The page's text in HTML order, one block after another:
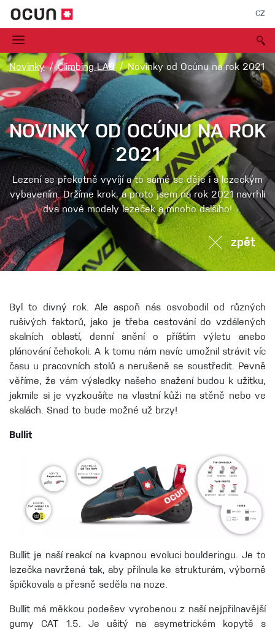
CZ
Novinky Climbing LAB Novinky od Ocúnu na rok 2021
NOVINKY OD OCÚNU NA ROK
2021
Lezení se překotně vyvíjí a to samé se děje i s lezeckým
vybavením. Držíme krok, a proto jsem na rok 2021 navrhli
dva nové modely lezeček a mnoho dalšího!
zpět
Byl to divný rok. Ale aspoň nás osvobodil od různých
rušivých faktorů, jako je třeba cestování do vzdálených
skalních oblastí, denní snění o příštím výletu anebo
plánování čehokoli. A k tomu nám navíc umožnil strávit víc
času u pracovních stolů a nerušeně se soustředit. Pevně
věříme, že vám výsledky našeho snažení budou k užitku,
jakmile si je vyzkoušíte na vlastní kůži na stěně nebo ve
skalách. Snad to bude možné už brzy!
Bullit
Bullit je naší reakcí na kvapnou evoluci boulderingu. Je to
lezečka navržená tak, aby přilnula ke strukturám, výborně
špičkovala a přesně seděla na noze.
Bullit má měkkou podešev vyrobenou z naší nejpřilnavější
gumy CAT 1.5. Je ušitý na asymetrickém kopytě s